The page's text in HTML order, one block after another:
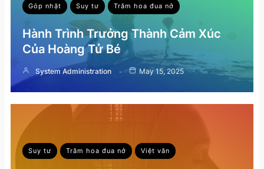
Góp nhặt Suy tư Trăm hoa đua nở
Hành Trình Trưởng Thành Cảm Xúc
Của Hoàng Tử Bé
System Administration May 15, 2025
Suy tư Trăm hoa đua nở Việt văn